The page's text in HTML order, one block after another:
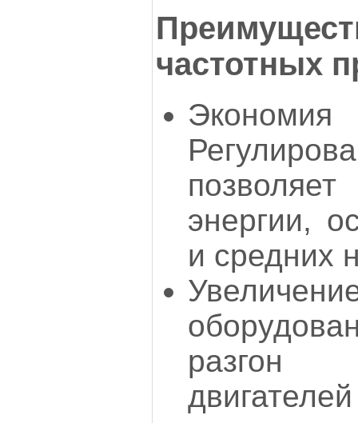
частотных
Экономия
энергии,
и средних
разгон